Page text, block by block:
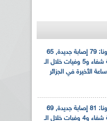
كورونا: 79 إصابة جديدة, 65
حالة شفاء و5 وفيات خلال الـ
كورونا: 81 إصابة جديدة, 69
حالة شفاء و4 وفيات خلال الـ